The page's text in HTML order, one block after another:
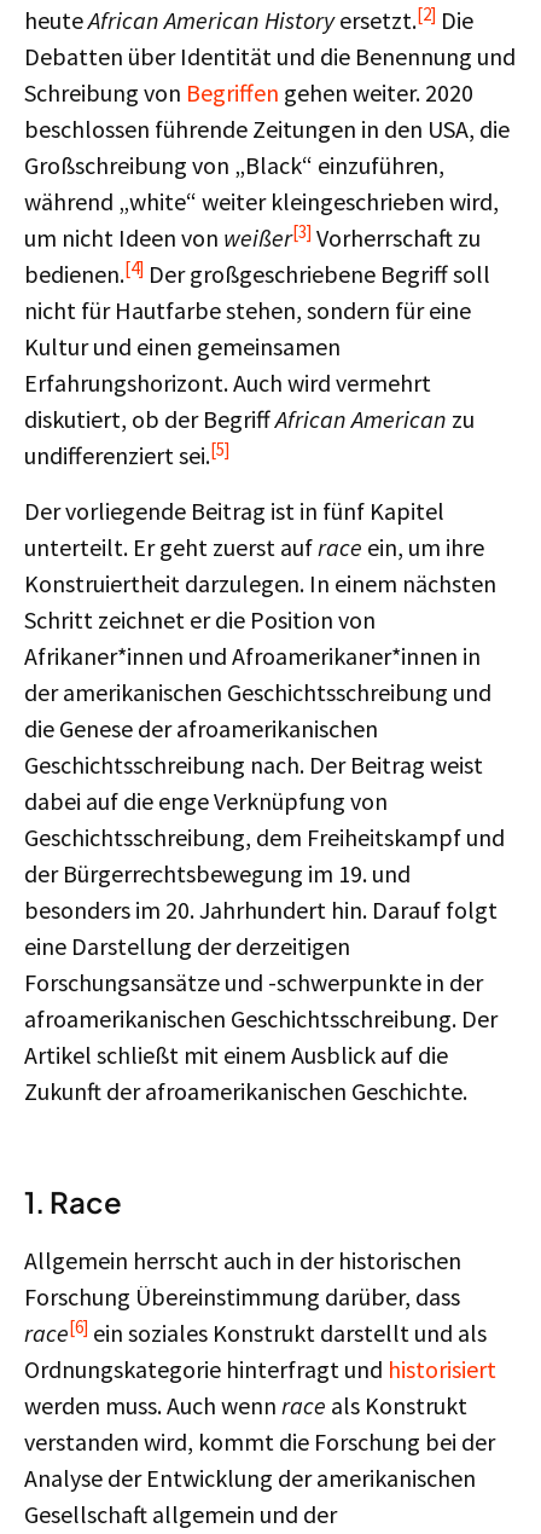
heuteAfrican American Historyersetzt.[2] Die
Debatten über Identität und die Benennung und
Schreibung von Begriffen gehen weiter. 2020
beschlossen führende Zeitungen in den USA, die
Großschreibung von „Black“ einzuführen,
während „white“ weiter kleingeschrieben wird,
um nicht Ideen von weißer[3] Vorherrschaft zu
bedienen.[4] Der großgeschriebene Begriff soll
nicht für Hautfarbe stehen, sondern für eine
Kultur und einen gemeinsamen
Erfahrungshorizont. Auch wird vermehrt
diskutiert, ob der BegriffAfrican American zu
undifferenziert sei.[5]
Der vorliegende Beitrag ist in fünf Kapitel
unterteilt. Er geht zuerst aufrace ein, um ihre
Konstruiertheit darzulegen. In einem nächsten
Schritt zeichnet er die Position von
Afrikaner*innen und Afroamerikaner*innen in
der amerikanischen Geschichtsschreibung und
die Genese der afroamerikanischen
Geschichtsschreibung nach. Der Beitrag weist
dabei auf die enge Verknüpfung von
Geschichtsschreibung, dem Freiheitskampf und
der Bürgerrechtsbewegung im 19. und
besonders im 20. Jahrhundert hin. Darauf folgt
eine Darstellung der derzeitigen
Forschungsansätze und -schwerpunkte in der
afroamerikanischen Geschichtsschreibung. Der
Artikel schließt mit einem Ausblick auf die
Zukunft der afroamerikanischen Geschichte.
1. Race
Allgemein herrscht auch in der historischen
Forschung Übereinstimmung darüber, dass
race[6] ein soziales Konstrukt darstellt und als
Ordnungskategorie hinterfragt und historisiert
werden muss. Auch wenn race als Konstrukt
verstanden wird, kommt die Forschung bei der
Analyse der Entwicklung der amerikanischen
Gesellschaft allgemein und der